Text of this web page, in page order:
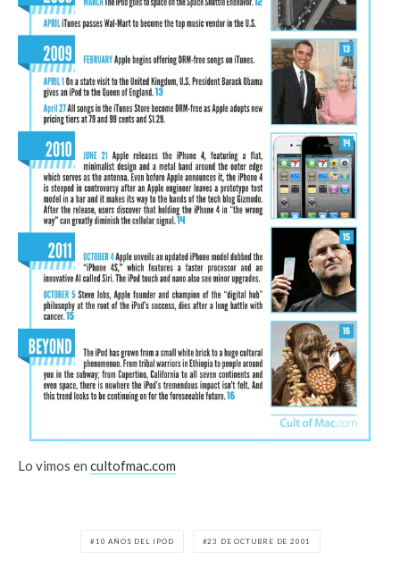
Lo vimos en cultofmac.com
10 AÑOS DEL IPOD 23 DE OCTUBRE DE 2001